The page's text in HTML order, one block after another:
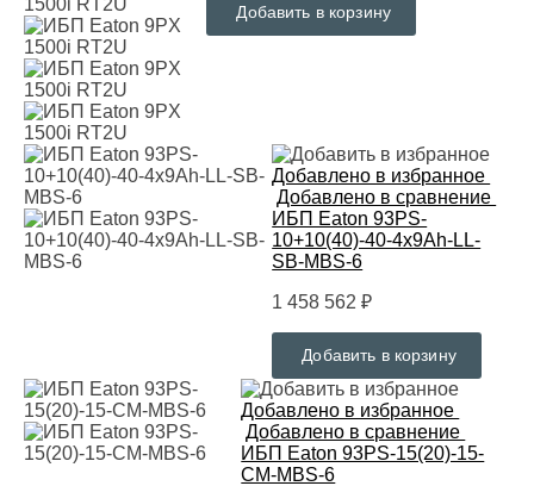
Добавить в корзину
Добавлено в избранное
Добавлено в сравнение
ИБП Eaton 93PS-
10+10(40)-40-4x9Ah-LL-
SB-MBS-6
1 458 562 ₽
Добавить в корзину
Добавлено в избранное
Добавлено в сравнение
ИБП Eaton 93PS-15(20)-15-
CM-MBS-6